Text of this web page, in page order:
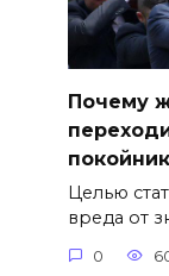
Почему
Целью
вреда от
0